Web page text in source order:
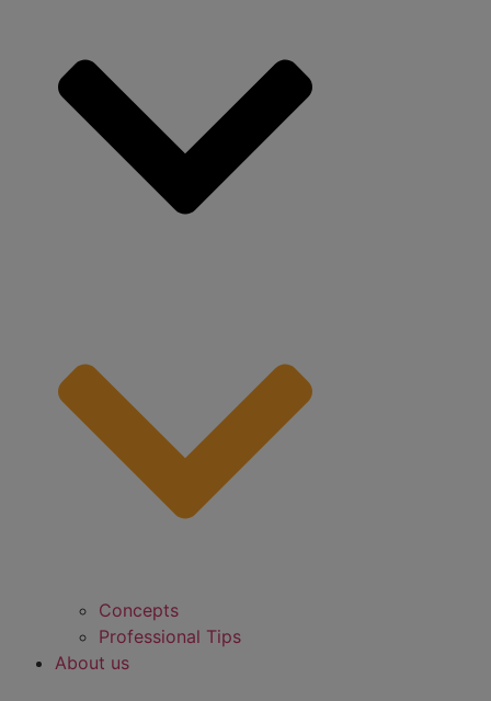
Concepts
Professional Tips
About us